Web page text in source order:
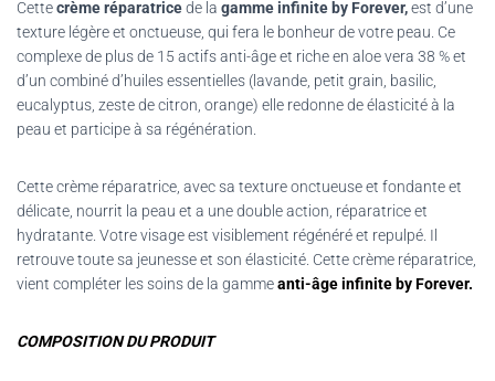
Cettecrème réparatricede la gamme infinite by Forever,est d’une
texture légère et onctueuse, qui fera le bonheur de votre peau. Ce
complexe de plus de 15 actifs anti-âge et riche en aloe vera 38 % et
d’un combiné d’huiles essentielles (lavande, petit grain, basilic,
eucalyptus, zeste de citron, orange) elle redonne de élasticité à la
peau et participe à sa régénération.
Cette crème réparatrice, avec sa texture onctueuse et fondante et
délicate, nourrit la peau et a une double action, réparatrice et
hydratante. Votre visage est visiblement régénéré et repulpé. Il
retrouve toute sa jeunesse et son élasticité. Cette crème réparatrice,
vient compléter les soins de la gammeanti-âge infinite by Forever.
COMPOSITION DU PRODUIT